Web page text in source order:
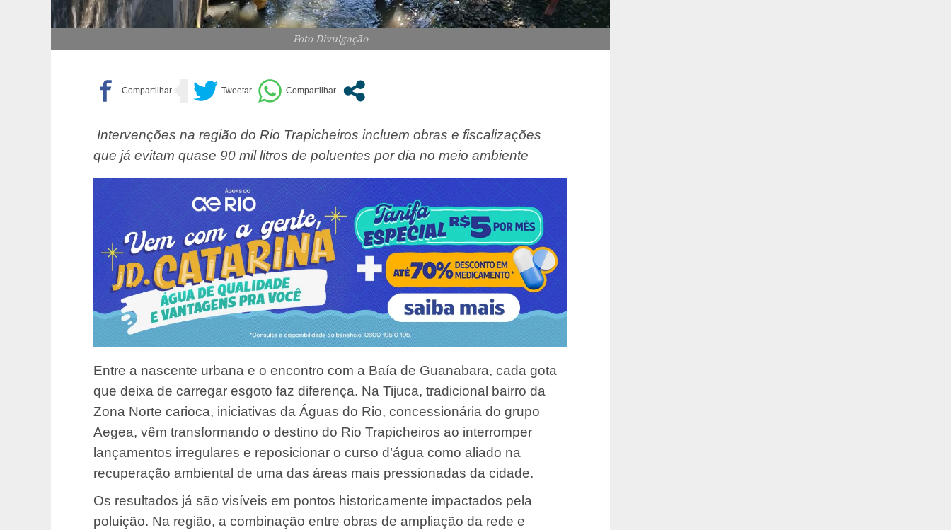
Foto Divulgação
Intervenções na região do Rio Trapicheiros incluem obras e fiscalizações
que já evitam quase 90 mil litros de poluentes por dia no meio ambiente
Entre a nascente urbana e o encontro com a Baía de Guanabara, cada gota
que deixa de carregar esgoto faz diferença. Na Tijuca, tradicional bairro da
Zona Norte carioca, iniciativas da Águas do Rio, concessionária do grupo
Aegea, vêm transformando o destino do Rio Trapicheiros ao interromper
lançamentos irregulares e reposicionar o curso d’água como aliado na
recuperação ambiental de uma das áreas mais pressionadas da cidade.
Os resultados já são visíveis em pontos historicamente impactados pela
poluição. Na região, a combinação entre obras de ampliação da rede e